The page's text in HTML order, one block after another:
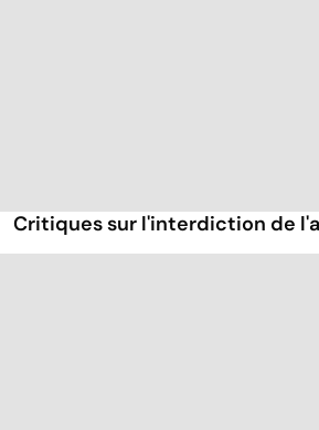
Critiques sur l'interdiction de